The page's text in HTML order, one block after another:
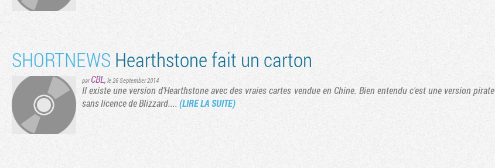
SHORTNEWS Hearthstone fait un carton
parCBL, le 26 September 2014
Il existe une version d'Hearthstone avec des vraies cartes vendue en Chine. Bien entendu c'est une version pirate
sans licence de Blizzard....(LIRE LA SUITE)